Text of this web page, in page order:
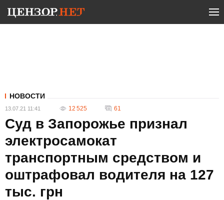
НОВОСТИ
13.07.21 11:41 12 525 61
Суд в Запорожье признал
электросамокат
транспортным средством и
оштрафовал водителя на 127
тыс. грн